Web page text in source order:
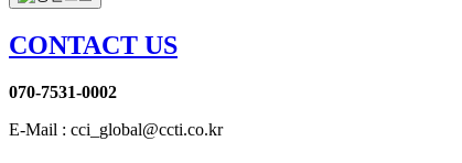
CONTACT US
070-7531-0002
E-Mail : cci_global@ccti.co.kr